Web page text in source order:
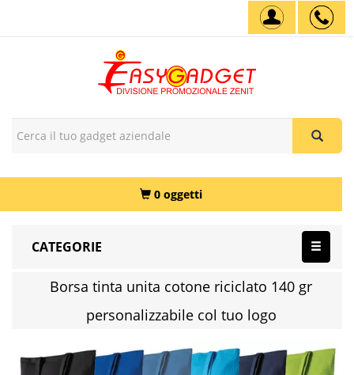
0 oggetti
CATEGORIE
Borsa tinta unita cotone riciclato 140 gr
personalizzabile col tuo logo